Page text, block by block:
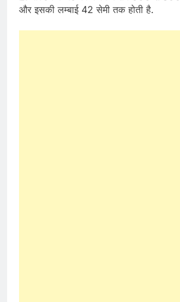
और इसकी लम्बाई 42 सेमी तक होती है.